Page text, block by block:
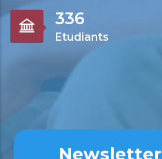
381
Etudiants
Newsletter